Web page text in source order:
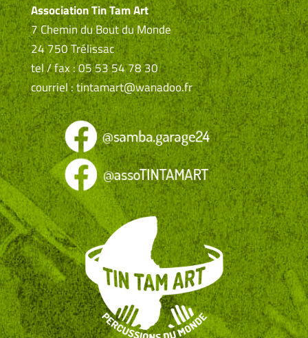
Association Tin Tam Art
7 Chemin du Bout du Monde
24 750 Trélissac
tel / fax : 05 53 54 78 30
courriel : tintamart@wanadoo.fr